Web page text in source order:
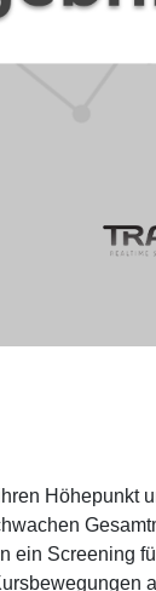
Höhepunkt
ein Screening